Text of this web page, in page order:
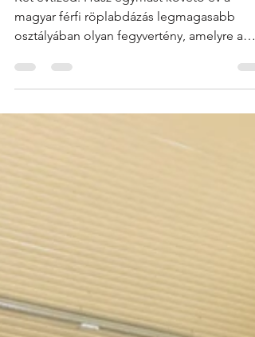
korszak: fiatalokra építve
újul meg a MAFC
Két évtized. Húsz egymást követő év a
magyar férfi röplabdázás legmagasabb
osztályában olyan fegyvertény, amelyre a
mérhetetlenül büszke lehet. Ezalatt az idő
klub valódi erejét és DNS-ét: egy
hullámhegyekkel és hullámvölgyekkel teli